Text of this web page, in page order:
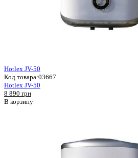
Hotlex JV-50
Код товара:03667
Hotlex JV-50
8 890 грн
В корзину